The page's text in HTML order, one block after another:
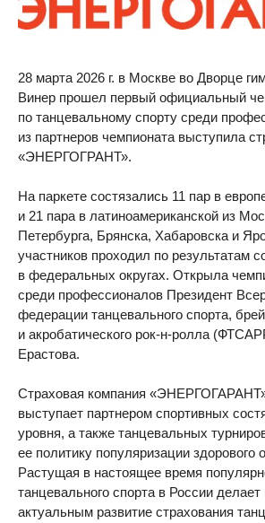
28 марта 2026 г. в Москве во Дворце
Винер прошел первый официальный
по танцевальному спорту среди
из партнеров чемпионата выступила
«ЭНЕРГОГРАНТ».
На паркете состязались 11 пар в
и 21 пара в латиноамериканской из
Петербурга, Брянска, Хабаровска и
участников проходил по результатам
в федеральных округах. Открыла
среди профессионалов Президент
федерации танцевального спорта,
и акробатического рок-н-ролла
Ерастова.
Страховая компания
выступает партнером спортивных
уровня, а также танцевальных
ее политику популяризации здорового
Растущая в настоящее время
танцевального спорта в России
актуальным развитие страхования